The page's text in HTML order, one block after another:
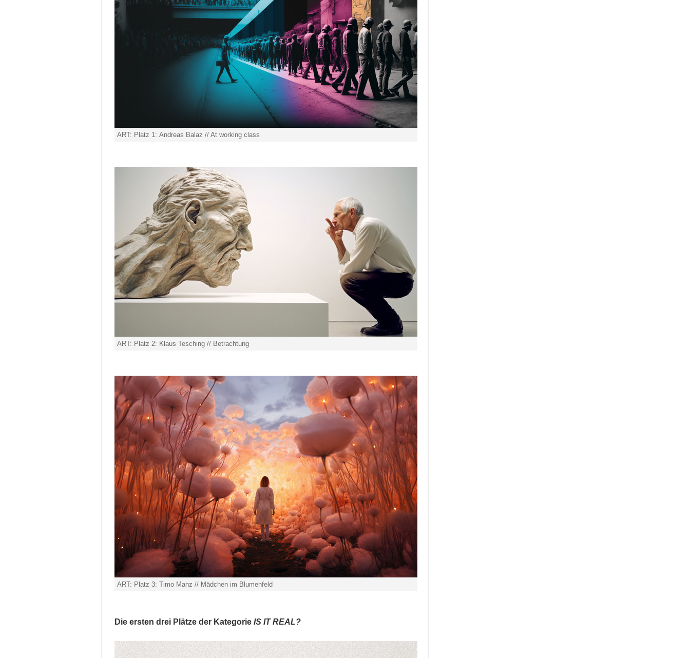
ART: Platz 1: Andreas Balaz // At working class
ART: Platz 2: Klaus Tesching // Betrachtung
ART: Platz 3: Timo Manz // Mädchen im Blumenfeld
Die ersten drei Plätze der Kategorie IS IT REAL?